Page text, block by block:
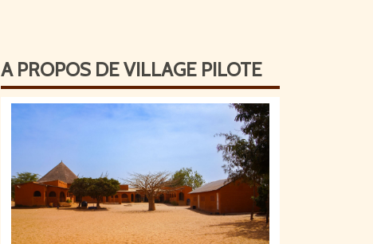
A PROPOS DE VILLAGE PILOTE